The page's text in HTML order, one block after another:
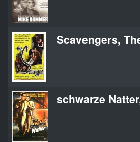
Scavengers,
schwarze